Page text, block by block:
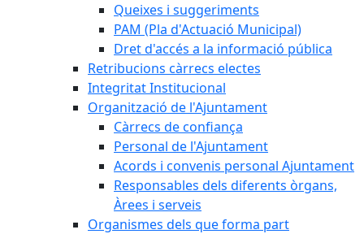
Queixes i suggeriments
PAM (Pla d'Actuació Municipal)
Dret d'accés a la informació pública
Retribucions càrrecs electes
Integritat Institucional
Organització de l'Ajuntament
Càrrecs de confiança
Personal de l'Ajuntament
Acords i convenis personal Ajuntament
Responsables dels diferents òrgans,
Àrees i serveis
Organismes dels que forma part